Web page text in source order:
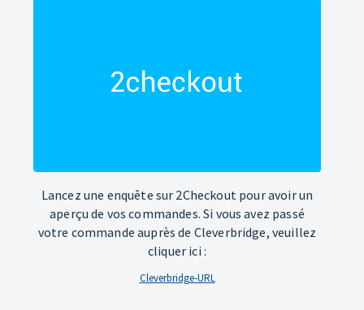
Lancez une enquête sur 2Checkout pour avoir un
aperçu de vos commandes. Si vous avez passé
votre commande auprès de Cleverbridge, veuillez
cliquer ici :
Cleverbridge-URL